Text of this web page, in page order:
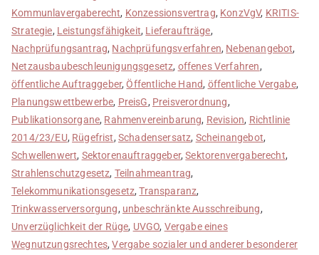
Kommunlavergaberecht, Konzessionsvertrag, KonzVgV, KRITIS-
Strategie, Leistungsfähigkeit, Lieferaufträge,
Nachprüfungsantrag, Nachprüfungsverfahren, Nebenangebot,
Netzausbaubeschleunigungsgesetz, offenes Verfahren,
öffentliche Auftraggeber,Öffentliche Hand, öffentliche Vergabe,
Planungswettbewerbe, PreisG, Preisverordnung,
Publikationsorgane, Rahmenvereinbarung, Revision, Richtlinie
2014/23/EU, Rügefrist, Schadensersatz, Scheinangebot,
Schwellenwert, Sektorenauftraggeber,Sektorenvergaberecht,
Strahlenschutzgesetz, Teilnahmeantrag,
Telekommunikationsgesetz,Transparanz,
Trinkwasserversorgung, unbeschränkte Ausschreibung,
Unverzüglichkeit der Rüge, UVGO, Vergabe eines
Wegnutzungsrechtes,Vergabe sozialer und anderer besonderer